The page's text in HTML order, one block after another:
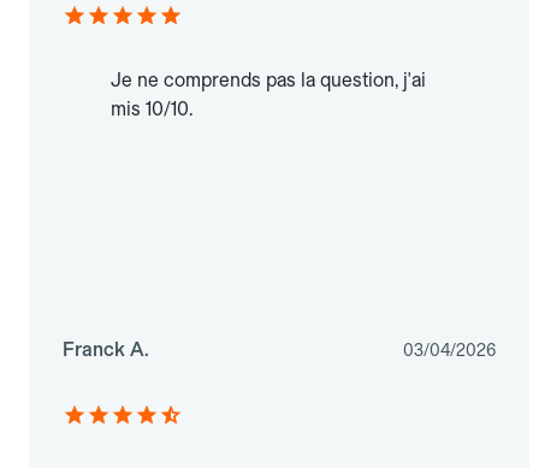
Je ne comprends pas la question, j'ai
mis 10/10.
Franck A. 03/04/2026